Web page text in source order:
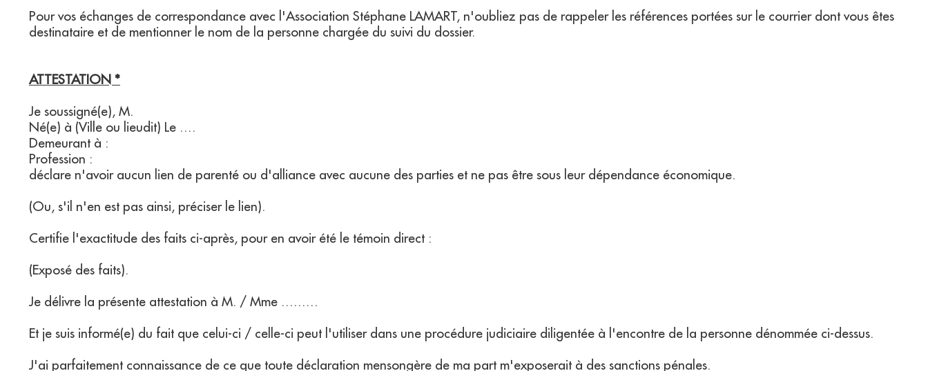
Pour vos échanges de correspondance avec l'Association Stéphane LAMART, n'oubliez pas de rappeler les références portées sur le courrier dont vous êtes
destinataire et de mentionner le nom de la personne chargée du suivi du dossier.
ATTESTATION *
Je soussigné(e), M.
Né(e) à (Ville ou lieudit) Le ….
Demeurant à :
Profession :
déclare n'avoir aucun lien de parenté ou d'alliance avec aucune des parties et ne pas être sous leur dépendance économique.
(Ou, s'il n'en est pas ainsi, préciser le lien).
Certifie l'exactitude des faits ci-après, pour en avoir été le témoin direct :
(Exposé des faits).
Je délivre la présente attestation à M. / Mme ………
Et je suis informé(e) du fait que celui-ci / celle-ci peut l'utiliser dans une procédure judiciaire diligentée à l'encontre de la personne dénommée ci-dessus.
J'ai parfaitement connaissance de ce que toute déclaration mensongère de ma part m'exposerait à des sanctions pénales.